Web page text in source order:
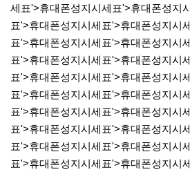
세표'>휴대폰성지시세표'>휴대폰성지
표'>휴대폰성지시세표'>휴대폰성지시
표'>휴대폰성지시세표'>휴대폰성지시
표'>휴대폰성지시세표'>휴대폰성지시
표'>휴대폰성지시세표'>휴대폰성지시
표'>휴대폰성지시세표'>휴대폰성지시
표'>휴대폰성지시세표'>휴대폰성지시
표'>휴대폰성지시세표'>휴대폰성지시
표'>휴대폰성지시세표'>휴대폰성지시
표'>휴대폰성지시세표'>휴대폰성지시